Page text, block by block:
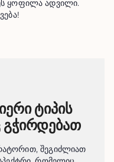
ყოფილა ადვილი.
ტიპის
გჭირდებათ
შეგიძლიათ